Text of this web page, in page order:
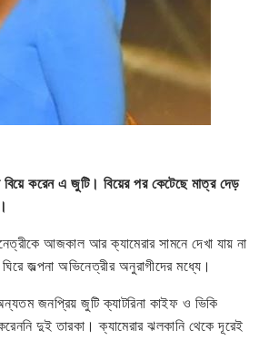
করেন এ জুটি। বিয়ের পর কেটেছে মাত্র দেড়
আজকাল আর ক্যামেরার সামনে দেখা যায় না
জল্পনা অভিনেত্রীর অনুরাগীদের মধ্যে।
অন্যতম জনপ্রিয় জুটি ক্যাটরিনা কাইফ ও ভিকি
দুই তারকা। ক্যামেরার ঝলকানি থেকে দূরেই